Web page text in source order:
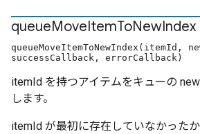
queueMoveItemToNewIndex
queueMoveItemToNewIndex(itemId,
successCallback, errorCallback)
itemId を持つアイテムをキューの
します。
itemId が最初に存在していなかった